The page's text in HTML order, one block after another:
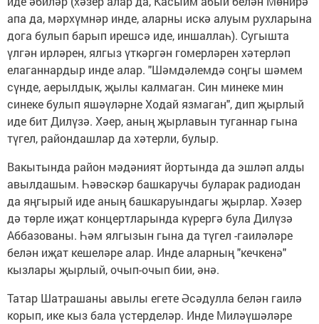
апа да, мәрхүмнәр инде, аларны искә алуым рухларына
дога булып барып ирешсә иде, иншаллаһ). Сугышта
үлгән ирләрен, ялгыз үткәргән гомерләрен хәтерләп
елаганнардыр инде алар. "Шәмдәлемдә соңгы шәмем
сүнде, аерылдык, җылы калмаган. Син минеке мин
синеке булып яшәүләрне Ходай язмаган", дип җырлый
иде бит Дилүзә. Хәер, аның җырлавын туганнар гына
түгел, райондашлар да хәтерли, булыр.
Вакытында район мәдәният йортында да эшләп алды
авылдашым. Һәвәскәр башкаручы буларак радиодан
да яңгырый иде аның башкаруындагы җырлар. Хәзер
дә төрле иҗат концертларында күрергә була Дилүзә
Аббазованы. Һәм ялгызын гына да түгел -гаиләләре
белән иҗат кешеләре алар. Инде аларның "кечкенә"
кызлары җырлый, очып-очып бии, әнә.
Татар Шатрашаны авылы егете Әсәдулла белән гаилә
корып, ике кыз бала үстерделәр. Инде Миләүшәләре